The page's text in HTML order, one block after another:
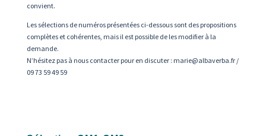
convient.
Les sélections de numéros présentées ci-dessous sont des propositions
complètes et cohérentes, mais il est possible de les modifier à la
demande.
N’hésitez pas à nous contacter pour en discuter : marie@albaverba.fr /
09 73 59 49 59